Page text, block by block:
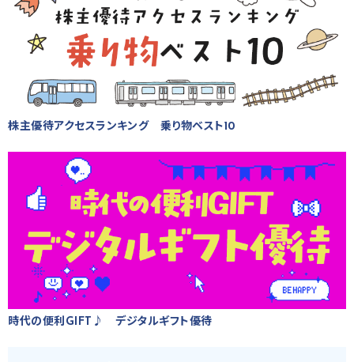
株主優待アクセスランキング 乗り物ベスト10
時代の便利GIFT♪ デジタルギフト優待